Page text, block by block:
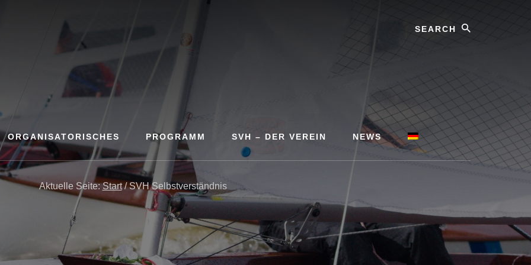
ORGANISATORISCHES PROGRAMM SVH – DER VEREIN NEWS
Aktuelle Seite:Start /SVH Selbstverständnis